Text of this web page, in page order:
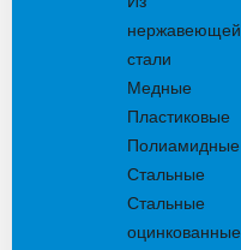
нержавеющей
стали
Медные
Пластиковые
Полиамидные
Стальные
Стальные
оцинкованные